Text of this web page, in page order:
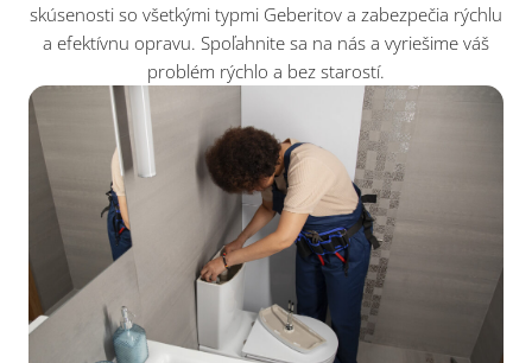
skúsenosti so všetkými typmi Geberitov a zabezpečia rýchlu
a efektívnu opravu. Spoľahnite sa na nás a vyriešime váš
problém rýchlo a bez starostí.